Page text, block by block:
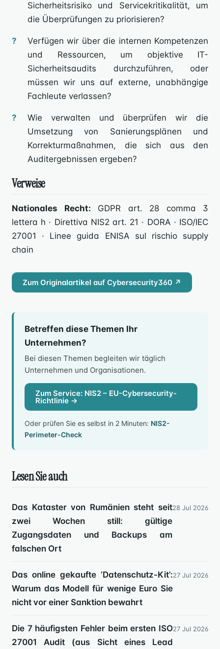
Sicherheitsrisiko und Servicekritikalität, um
die Überprüfungen zu priorisieren?
Verfügen wir über die internen Kompetenzen
und Ressourcen, um objektive IT-
Sicherheitsaudits durchzuführen, oder
müssen wir uns auf externe, unabhängige
Fachleute verlassen?
Wie verwalten und überprüfen wir die
Umsetzung von Sanierungsplänen und
Korrekturmaßnahmen, die sich aus den
Auditergebnissen ergeben?
Verweise
Nationales Recht: GDPR art. 28 comma 3
lettera h · Direttiva NIS2 art. 21 · DORA · ISO/IEC
27001 · Linee guida ENISA sul rischio supply
chain
Zum Originalartikel auf Cybersecurity360 ↗
Betreffen diese Themen Ihr
Unternehmen?
Bei diesen Themen begleiten wir täglich
Unternehmen und Organisationen.
Zum Service: NIS2 – EU-Cybersecurity-
Richtlinie →
Oder prüfen Sie es selbst in 2 Minuten: NIS2-
Perimeter-Check
Lesen Sie auch
Das Kataster von Rumänien steht seit
zwei Wochen still: gültige
Zugangsdaten und Backups am
falschen Ort
28 Jul 2026
Das online gekaufte ‘Datenschutz-Kit’:
Warum das Modell für wenige Euro Sie
nicht vor einer Sanktion bewahrt
27 Jul 2026
Die 7 häufigsten Fehler beim ersten ISO
27001 Audit (aus Sicht eines Lead
27 Jul 2026